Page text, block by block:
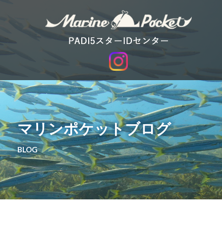
マリンポケットブログ
BLOG